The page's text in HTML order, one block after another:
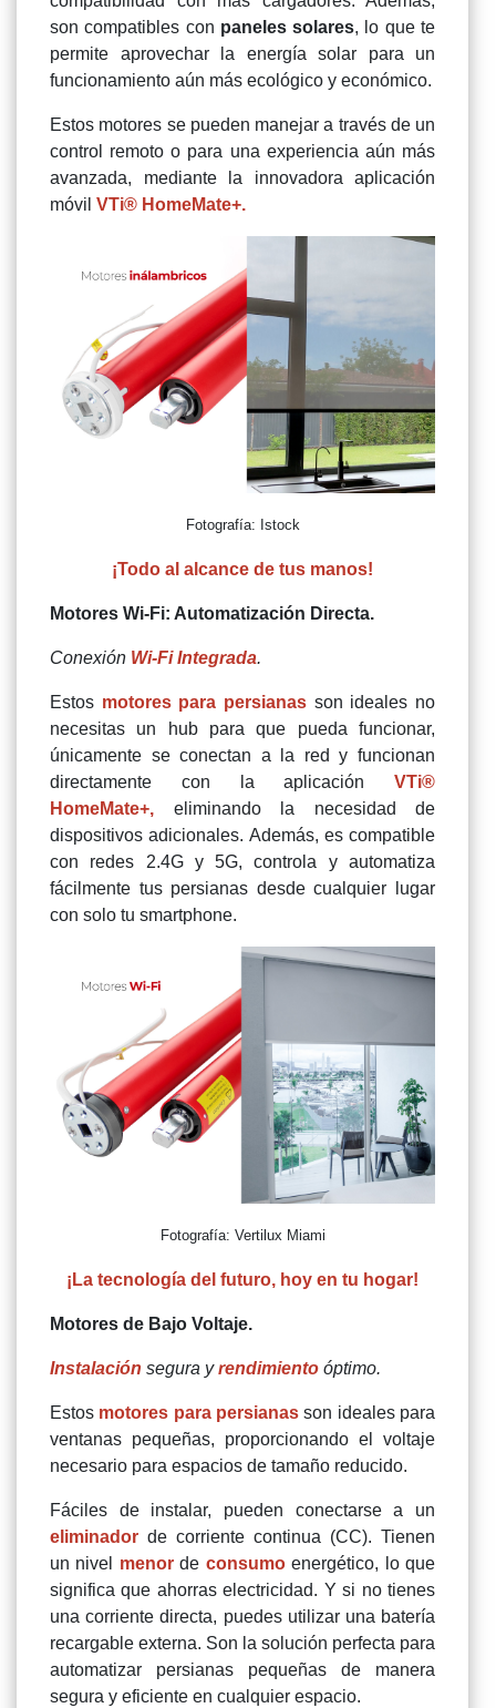
son compatibles con paneles solares, lo que te
permite aprovechar la energía solar para un
funcionamiento aún más ecológico y económico.
Estos motores se pueden manejar a través de un
control remoto o para una experiencia aún más
avanzada, mediante la innovadora aplicación
móvil VTi® HomeMate+.
Fotografía: Istock
¡Todo al alcance de tus manos!
Motores Wi-Fi: Automatización Directa.
Conexión Wi-Fi Integrada.
Estos motores para persianas son ideales no
necesitas un hub para que pueda funcionar,
únicamente se conectan a la red y funcionan
directamente con la aplicación VTi®
HomeMate+, eliminando la necesidad de
dispositivos adicionales. Además, es compatible
con redes 2.4G y 5G, controla y automatiza
fácilmente tus persianas desde cualquier lugar
con solo tu smartphone.
Fotografía: Vertilux Miami
¡La tecnología del futuro, hoy en tu hogar!
Motores de Bajo Voltaje.
Instalación segura yrendimiento óptimo.
Estos motores para persianas son ideales para
ventanas pequeñas, proporcionando el voltaje
necesario para espacios de tamaño reducido.
Fáciles de instalar, pueden conectarse a un
eliminador de corriente continua (CC). Tienen
un nivel menorde consumoenergético, lo que
significa que ahorras electricidad. Y si no tienes
una corriente directa, puedes utilizar una batería
recargable externa. Son la solución perfecta para
automatizar persianas pequeñas de manera
segura y eficiente en cualquier espacio.